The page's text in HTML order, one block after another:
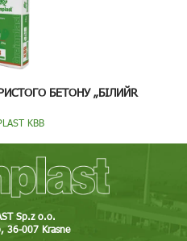
БЕТОНУ „БІЛИЙR
KBB
Sp.z o.o.
36-007 Krasne